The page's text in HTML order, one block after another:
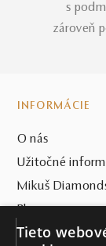
s
zároveň
INFORMÁCIE
O nás
Užitočné
Mikuš
Blog
SVET MIKUŠ
Tieto